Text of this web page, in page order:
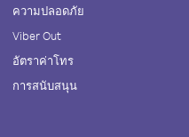
ความปลอดภัย
Viber Out
อัตราค่าโทร
การสนับสนุน